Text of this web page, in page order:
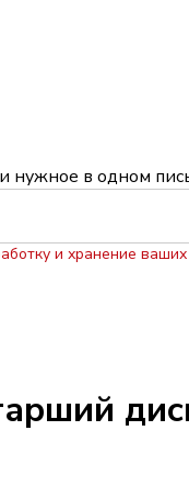
нужное в одном
и хранение